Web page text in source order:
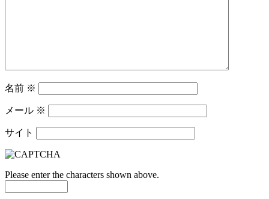
名前 ※
メール ※
サイト
Please enter the characters shown above.